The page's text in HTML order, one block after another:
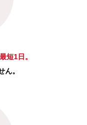
最短1日。
ん。